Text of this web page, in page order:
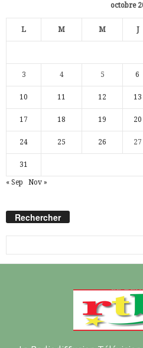
octobre
L M M J
3 4 5 6
10 11 12 13
17 18 19 20
24 25 26 27
31
« Sep Nov »
Rechercher